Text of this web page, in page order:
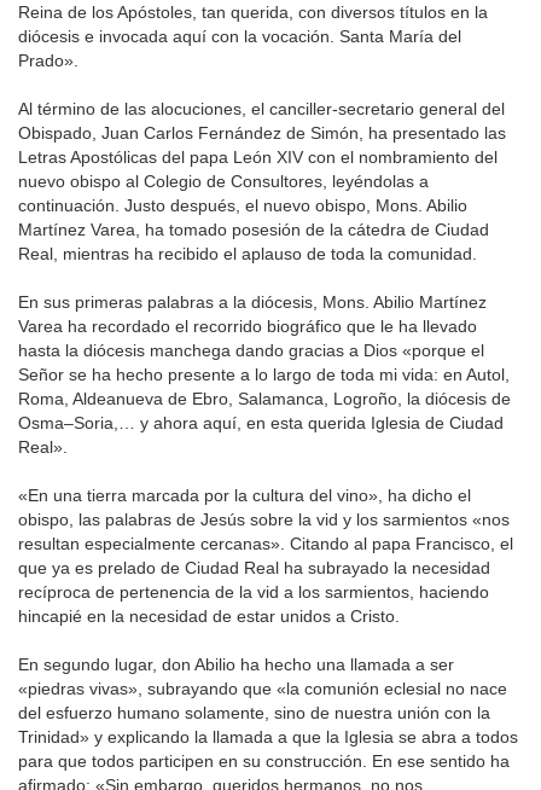
Reina de los Apóstoles, tan querida, con diversos títulos en la
diócesis e invocada aquí con la vocación. Santa María del
Prado».
Al término de las alocuciones, el canciller-secretario general del
Obispado, Juan Carlos Fernández de Simón, ha presentado las
Letras Apostólicas del papa León XIV con el nombramiento del
nuevo obispo al Colegio de Consultores, leyéndolas a
continuación. Justo después, el nuevo obispo, Mons. Abilio
Martínez Varea, ha tomado posesión de la cátedra de Ciudad
Real, mientras ha recibido el aplauso de toda la comunidad.
En sus primeras palabras a la diócesis, Mons. Abilio Martínez
Varea ha recordado el recorrido biográfico que le ha llevado
hasta la diócesis manchega dando gracias a Dios «porque el
Señor se ha hecho presente a lo largo de toda mi vida: en Autol,
Roma, Aldeanueva de Ebro, Salamanca, Logroño, la diócesis de
Osma–Soria,… y ahora aquí, en esta querida Iglesia de Ciudad
Real».
«En una tierra marcada por la cultura del vino», ha dicho el
obispo, las palabras de Jesús sobre la vid y los sarmientos «nos
resultan especialmente cercanas». Citando al papa Francisco, el
que ya es prelado de Ciudad Real ha subrayado la necesidad
recíproca de pertenencia de la vid a los sarmientos, haciendo
hincapié en la necesidad de estar unidos a Cristo.
En segundo lugar, don Abilio ha hecho una llamada a ser
«piedras vivas», subrayando que «la comunión eclesial no nace
del esfuerzo humano solamente, sino de nuestra unión con la
Trinidad» y explicando la llamada a que la Iglesia se abra a todos
para que todos participen en su construcción. En ese sentido ha
afirmado: «Sin embargo, queridos hermanos, no nos